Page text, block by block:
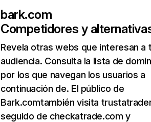
bark.com
Competidores y
Revela otras webs que interesan a
audiencia. Consulta la lista de
por los que navegan los usuarios a
continuación de. El público de
Bark.comtambién visita
seguido de checkatrade.com y